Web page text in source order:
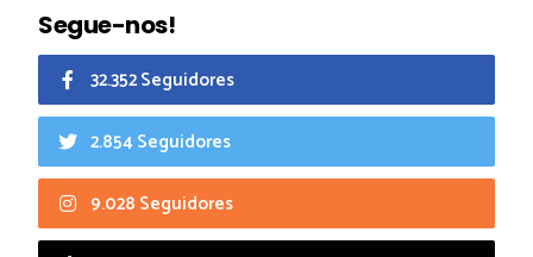
Segue-nos!
32.352 Seguidores
2.854 Seguidores
9.028 Seguidores